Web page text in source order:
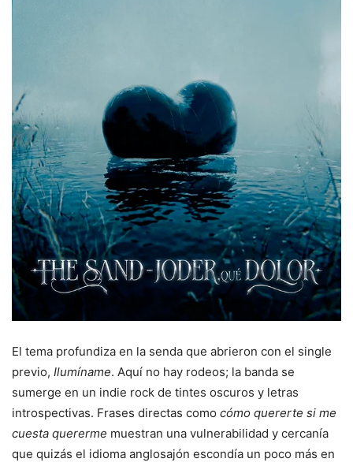
El tema profundiza en la senda que abrieron con el single
previo, Ilumíname. Aquí no hay rodeos; la banda se
sumerge en un indie rock de tintes oscuros y letras
introspectivas. Frases directas como cómo quererte si me
cuesta quererme muestran una vulnerabilidad y cercanía
que quizás el idioma anglosajón escondía un poco más en